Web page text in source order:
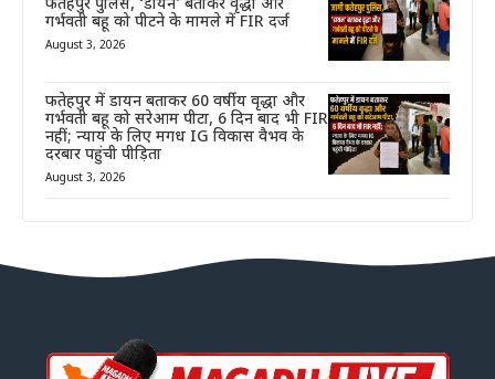
फतेहपुर पुलिस, ‘डायन’ बताकर वृद्धा और
गर्भवती बहू को पीटने के मामले में FIR दर्ज
August 3, 2026
फतेहपुर में डायन बताकर 60 वर्षीय वृद्धा और
गर्भवती बहू को सरेआम पीटा, 6 दिन बाद भी FIR
नहीं; न्याय के लिए मगध IG विकास वैभव के
दरबार पहुंची पीड़िता
August 3, 2026